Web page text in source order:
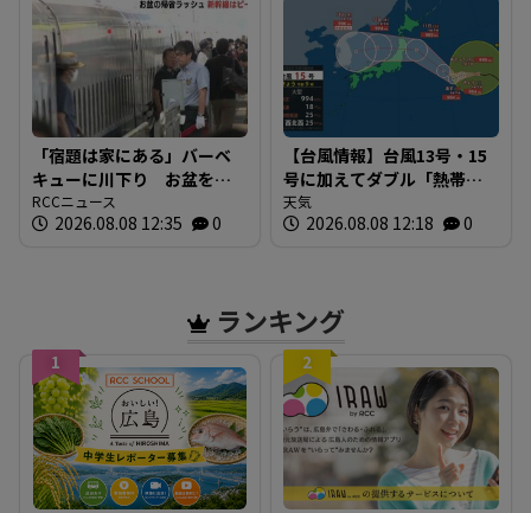
「宿題は家にある」バーベ
キューに川下り お盆をふ
るさとで 帰省ラッシュピ
ークで新幹線の下りはほぼ
RCCニュース
2026.08.08 12:35 0
【台風情報】台風13号・15
号に加えてダブル「熱帯低
気圧」発生へ 15号はお盆
に日本直撃か ※18日まで
天気
2026.08.08 12:18 0
ランキング
1 2